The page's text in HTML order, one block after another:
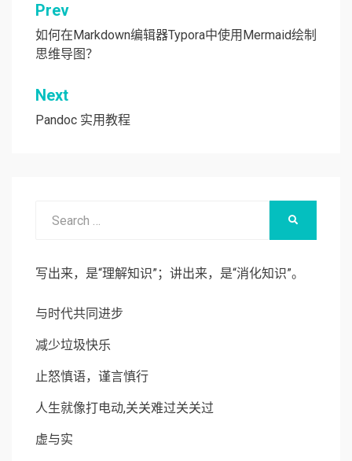
文
章
导
航
Prev
如何在Markdown编辑器Typora中使用Mermaid绘制
思维导图？
Next
Pandoc 实用教程
写出来，是“理解知识”；讲出来，是“消化知识”。
与时代共同进步
减少垃圾快乐
止怒慎语，谨言慎行
人生就像打电动,关关难过关关过
虚与实